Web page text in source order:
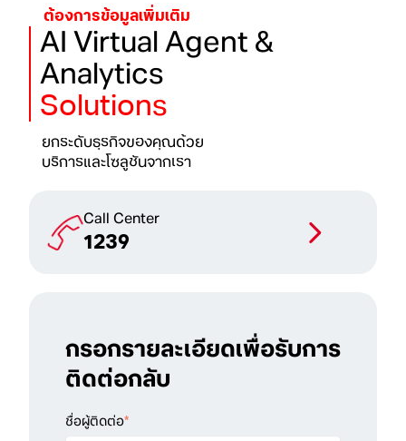
ต้องการข้อมูลเพิ่มเติม
AI Virtual Agent &
Analytics
Solutions
ยกระดับธุรกิจของคุณด้วย
บริการและโซลูชันจากเรา
Call Center
1239
กรอกรายละเอียดเพื่อรับการ
ติดต่อกลับ
ชื่อผู้ติดต่อ*